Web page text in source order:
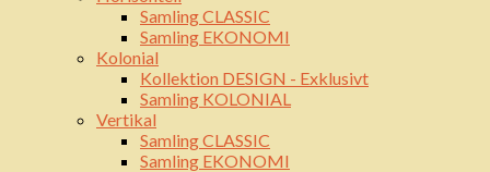
Samling CLASSIC
Samling EKONOMI
Kolonial
Kollektion DESIGN - Exklusivt
Samling KOLONIAL
Vertikal
Samling CLASSIC
Samling EKONOMI